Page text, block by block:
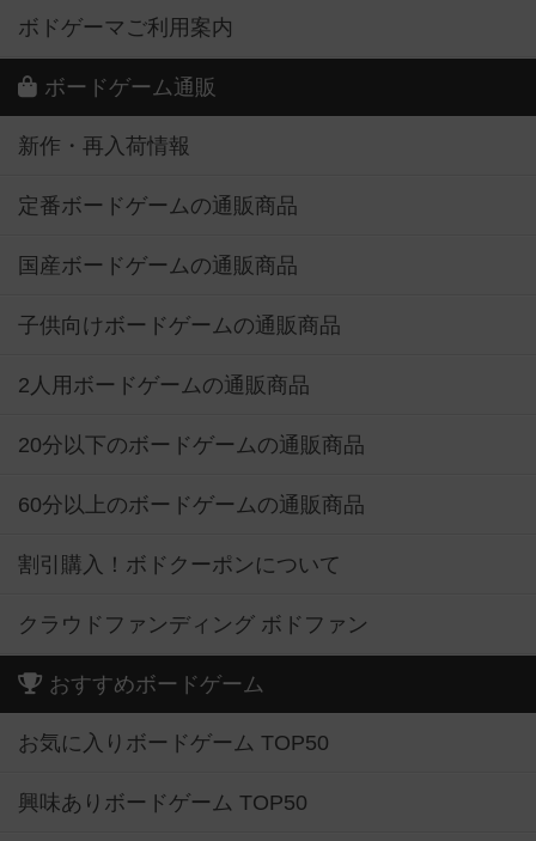
ボドゲーマご利用案内
ボードゲーム通販
新作・再入荷情報
定番ボードゲームの通販商品
国産ボードゲームの通販商品
子供向けボードゲームの通販商品
2人用ボードゲームの通販商品
20分以下のボードゲームの通販商品
60分以上のボードゲームの通販商品
割引購入！ボドクーポンについて
クラウドファンディング ボドファン
おすすめボードゲーム
お気に入りボードゲーム TOP50
興味ありボードゲーム TOP50